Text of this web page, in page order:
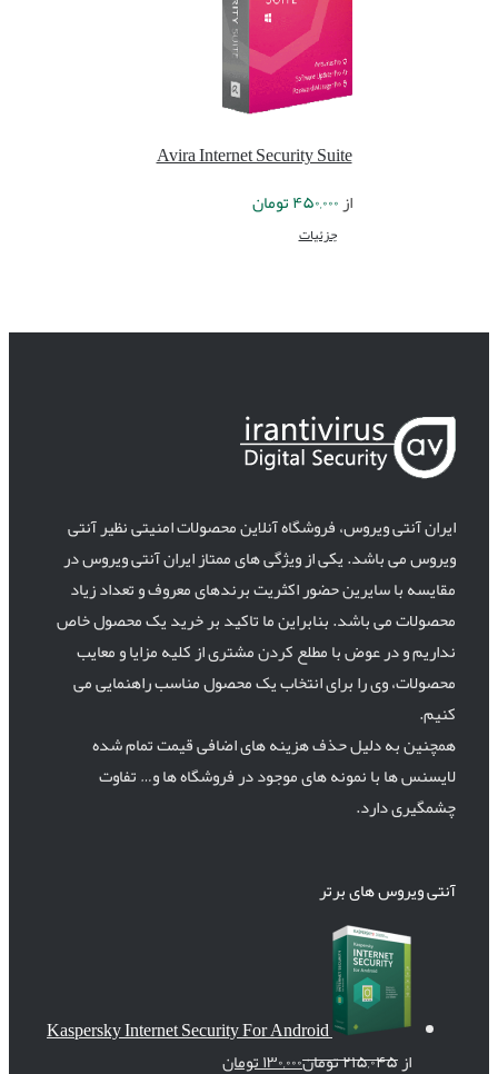
Avira Internet Security Suite
از۴۵۰,۰۰۰تومان
جزئیات
ایران آنتی ویروس، فروشگاه آنلاین محصولات امنیتی نظیر آنتی
ویروس می باشد. یکی از ویژگی های ممتاز ایران آنتی ویروس در
مقایسه با سایرین حضور اکثریت برندهای معروف و تعداد زیاد
محصولات می باشد. بنابراین ما تاکید بر خرید یک محصول خاص
نداریم و در عوض با مطلع کردن مشتری از کلیه مزایا و معایب
محصولات، وی را برای انتخاب یک محصول مناسب راهنمایی می
کنیم.
همچنین به دلیل حذف هزینه های اضافی قیمت تمام شده
لایسنس ها با نمونه های موجود در فروشگاه ها و… تفاوت
چشمگیری دارد.
آنتی ویروس های برتر
Kaspersky Internet Security For Android
از۲۱۵,۰۴۵تومان۱۳۰,۰۰۰تومان